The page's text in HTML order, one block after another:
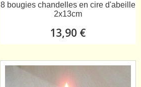
8 bougies chandelles en cire d'abeille
2x13cm
13,90 €